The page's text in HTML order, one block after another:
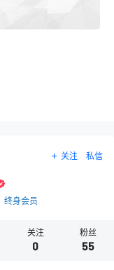
关注 私信
终身会员
关注
0
粉丝
55